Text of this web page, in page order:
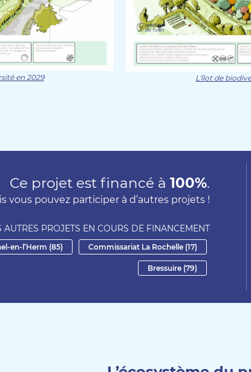
en 2029 L'îlot de
Ce projet est financé à 100%.
vous pouvez participer à d’autres projets !
AUTRES PROJETS EN COURS DE FINANCEMENT
en-l’Herm (85) Commissariat La Rochelle (17)
Bressuire (79)